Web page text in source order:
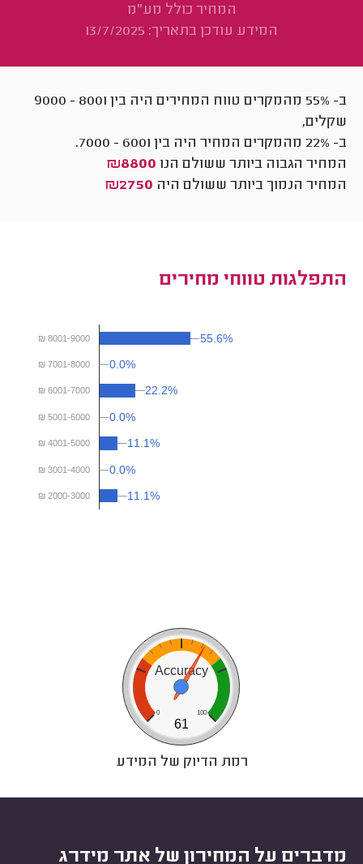
המחיר כולל מע"מ
המידע עודכן בתאריך: 13/7/2025
ב- 55% מהמקרים טווח המחירים היה בין 8001
-
9000
שקלים,
ב- 22% מהמקרים המחיר היה בין
6001
-
7000
.
המחיר הגבוה ביותר ששולם הנו ₪8800
המחיר הנמוך ביותר ששולם היה ₪2750
התפלגות טווחי מחירים
₪ 8001-9000
₪ 7001-8000
₪ 6001-7000
₪ 5001-6000
₪ 4001-5000
₪ 3001-4000
₪ 2000-3000
55.6%
55.6%
0.0%
0.0%
22.2%
22.2%
0.0%
0.0%
11.1%
11.1%
0.0%
0.0%
11.1%
11.1%
Accuracy
0 100
61
רמת הדיוק של המידע
מדברים על המחירון של אתר מידרג